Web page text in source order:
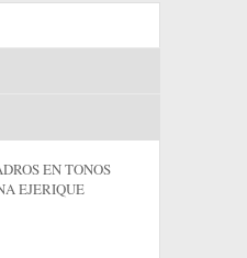
EN TONOS
EJERIQUE